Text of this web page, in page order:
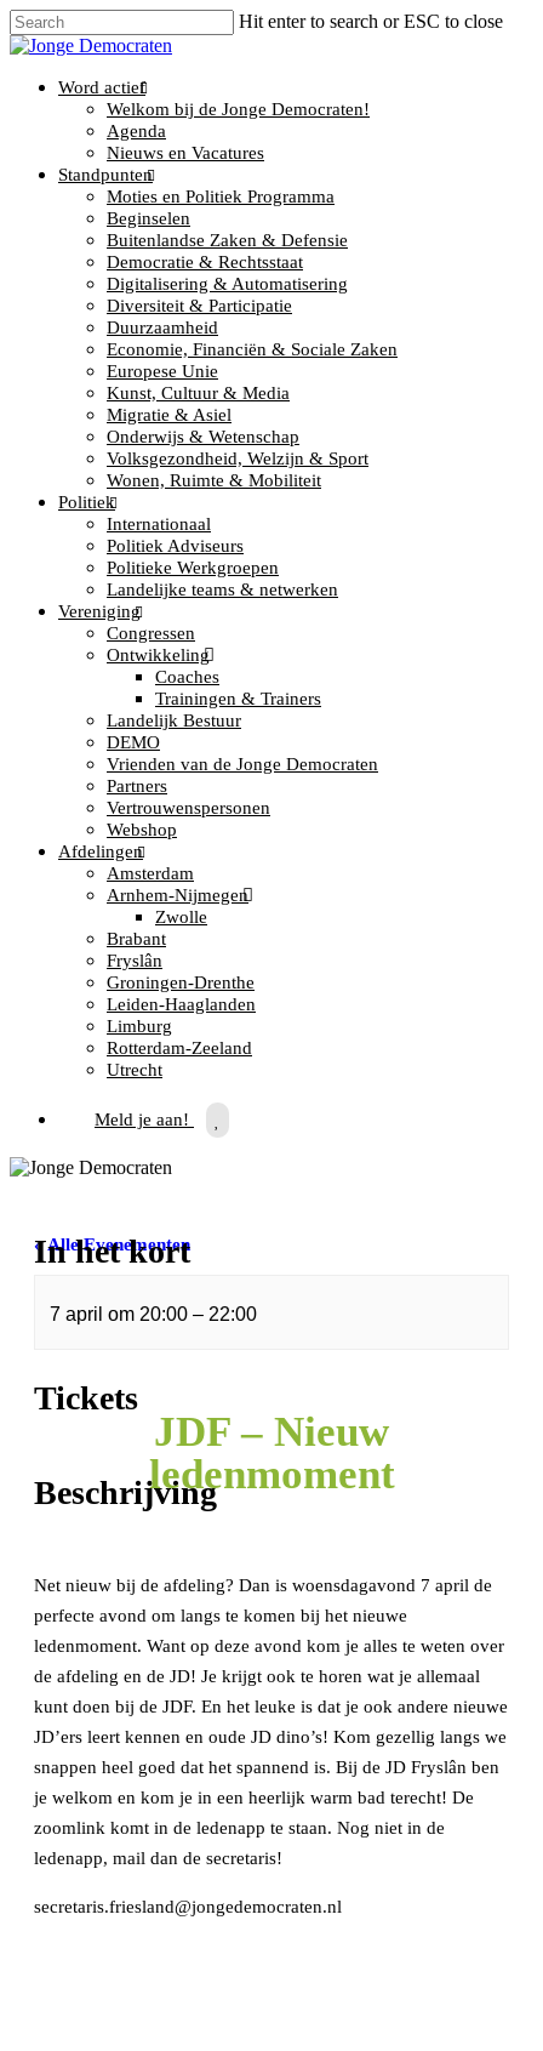
Hit enter to search or ESC to close
Word actief
Welkom bij de Jonge Democraten!
Agenda
Nieuws en Vacatures
Standpunten
Moties en Politiek Programma
Beginselen
Buitenlandse Zaken & Defensie
Democratie & Rechtsstaat
Digitalisering & Automatisering
Diversiteit & Participatie
Duurzaamheid
Economie, Financiën & Sociale Zaken
Europese Unie
Kunst, Cultuur & Media
Migratie & Asiel
Onderwijs & Wetenschap
Volksgezondheid, Welzijn & Sport
Wonen, Ruimte & Mobiliteit
Politiek
Internationaal
Politiek Adviseurs
Politieke Werkgroepen
Landelijke teams & netwerken
Vereniging
Congressen
Ontwikkeling
Coaches
Trainingen & Trainers
Landelijk Bestuur
DEMO
Vrienden van de Jonge Democraten
Partners
Vertrouwenspersonen
Webshop
Afdelingen
Amsterdam
Arnhem-Nijmegen
Zwolle
Brabant
Fryslân
Groningen-Drenthe
Leiden-Haaglanden
Limburg
Rotterdam-Zeeland
Utrecht
Meld je aan!
« Alle Evenementen
Dit evenement is voorbij.
JDF – Nieuw
ledenmoment
In het kort
7 april om 20:00 – 22:00
Tickets
Beschrijving
Net nieuw bij de afdeling? Dan is woensdagavond 7 april de
perfecte avond om langs te komen bij het nieuwe
ledenmoment. Want op deze avond kom je alles te weten over
de afdeling en de JD! Je krijgt ook te horen wat je allemaal
kunt doen bij de JDF. En het leuke is dat je ook andere nieuwe
JD’ers leert kennen en oude JD dino’s! Kom gezellig langs we
snappen heel goed dat het spannend is. Bij de JD Fryslân ben
je welkom en kom je in een heerlijk warm bad terecht! De
zoomlink komt in de ledenapp te staan. Nog niet in de
ledenapp, mail dan de secretaris!
secretaris.friesland@jongedemocraten.nl